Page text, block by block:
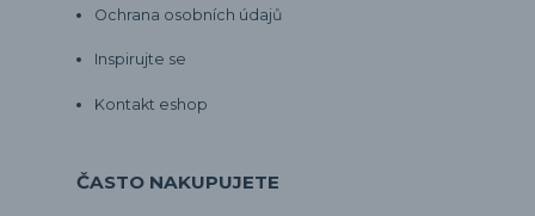
Ochrana osobních údajů
Inspirujte se
Kontakt eshop
ČASTO NAKUPUJETE